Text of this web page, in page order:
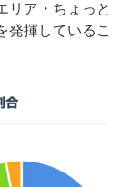
リア・ちょっと
発揮しているこ